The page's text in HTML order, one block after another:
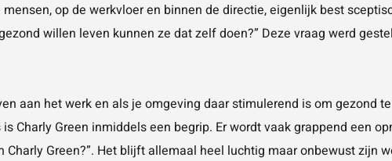
op de werkvloer en binnen de directie, eigenlijk best
willen leven kunnen ze dat zelf doen?” Deze vraag werd
aan het werk en als je omgeving daar stimulerend is om gezond
Charly Green inmiddels een begrip. Er wordt vaak grappend een
Green?”. Het blijft allemaal heel luchtig maar onbewust zijn